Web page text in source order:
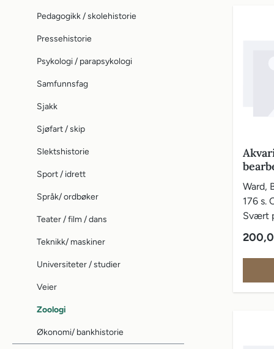
Pedagogikk / skolehistorie
Pressehistorie
Psykologi / parapsykologi
Samfunnsfag
Sjakk
Sjøfart / skip
Slektshistorie
Sport / idrett
Språk/ ordbøker
Teater / film / dans
Teknikk/ maskiner
Universiteter / studier
Veier
Zoologi
Økonomi/ bankhistorie
Ward,
176 s.
Svært